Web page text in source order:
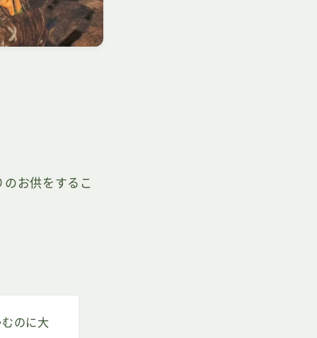
お供をするこ
のに大